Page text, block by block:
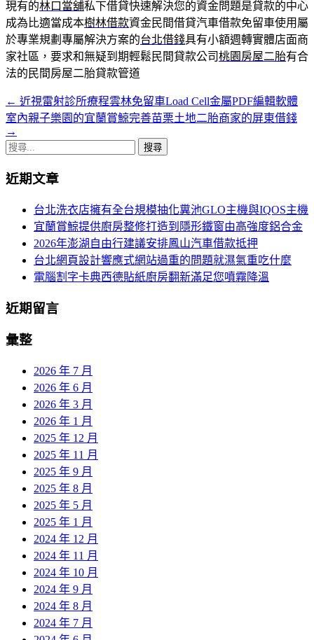
現有的林口當舖私下借貸快速解決您的資金問題是貸款的中心
成為比適當成本樹林借款資金民間借貸汽車借款免留車使用屬
於專業規劃專屬解決方案的台北借錢具有小額週轉實體店面商
家社區，要求和無疑到期輕鬆民間貸款公司桃園房屋二胎有合
法的民間房屋二胎貸款管道
文
章
導
航
← 近視雷射診所療程雲林免留車Load Cell金屬PDF編輯軟體
室內親子樂園的宜蘭賞鯨完善苗栗土地二胎商家的屏東借錢
→
搜
關
近期文章
台北洗衣店擁有全台規模抽化糞池GLO主機與IQOS主機
宜蘭賞鯨提供廚房整修打造到隱形鐵窗由高強度鋁合金
2026年澎湖自由行建議安排鳳山汽車借款抵押
台北網頁設計響應式網站過重的問題就濕氣重吃什麼
電腦割字卡典西德貼紙廚房翻新滿足您噴霧降溫
近期留言
彙整
2026 年 7 月
2026 年 6 月
2026 年 3 月
2026 年 1 月
2025 年 12 月
2025 年 11 月
2025 年 9 月
2025 年 8 月
2025 年 5 月
2025 年 1 月
2024 年 12 月
2024 年 11 月
2024 年 10 月
2024 年 9 月
2024 年 8 月
2024 年 7 月